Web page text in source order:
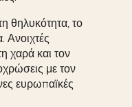
θηλυκότητα, το
Ανοιχτές
χαρά και τον
με τον
ευρωπαϊκές